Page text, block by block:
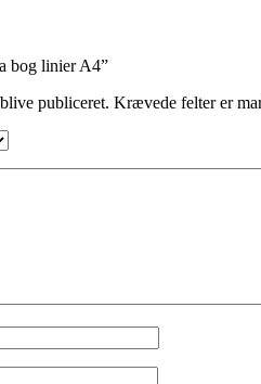
bog linier A4”
publiceret. Krævede felter er